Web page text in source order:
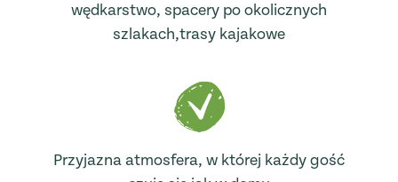
wędkarstwo, spacery po okolicznych
szlakach,trasy kajakowe
Przyjazna atmosfera, w której każdy gość